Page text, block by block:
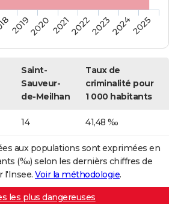
2019202020212022202320242025
Saint-
Sauveur-
de-Meilhan
Taux de
criminalité pour
1 000 habitants
14 41,48 ‰
aux populations sont exprimées en
(‰) selon les dernièrs chiffres de
l'Insee. Voir la méthodologie.
les plus dangereuses